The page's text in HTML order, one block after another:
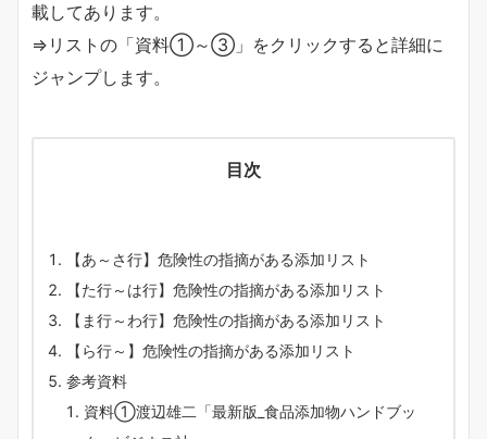
載してあります。
⇒リストの「資料①～③」をクリックすると詳細に
ジャンプします。
目次
【あ～さ行】危険性の指摘がある添加リスト
【た行～は行】危険性の指摘がある添加リスト
【ま行～わ行】危険性の指摘がある添加リスト
【ら行～】危険性の指摘がある添加リスト
参考資料
資料①渡辺雄二「最新版_食品添加物ハンドブッ